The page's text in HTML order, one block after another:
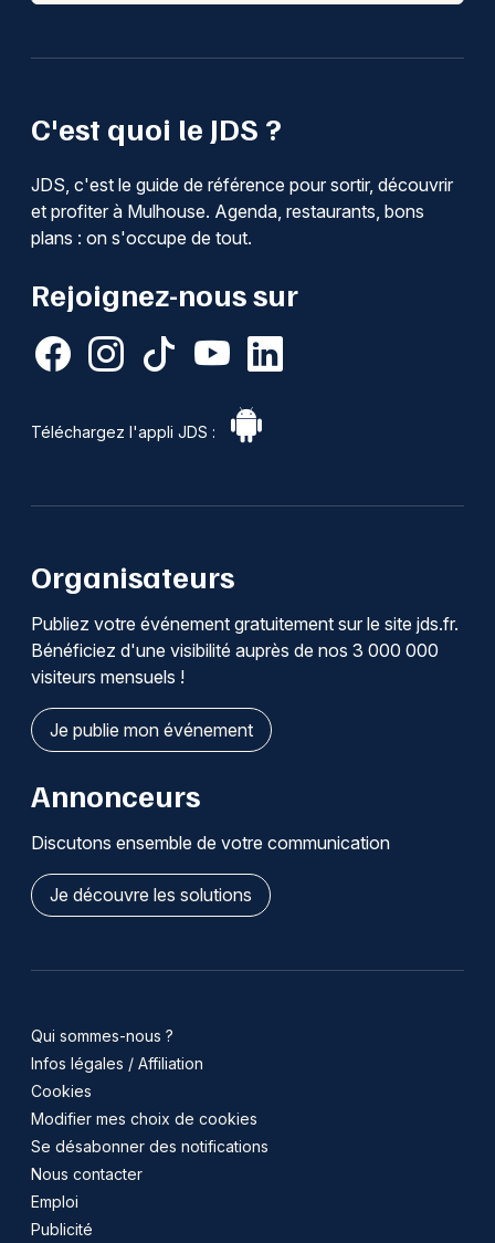
C'est quoi le JDS ?
JDS, c'est le guide de référence pour sortir, découvrir
et profiter à Mulhouse. Agenda, restaurants, bons
plans : on s'occupe de tout.
Rejoignez-nous sur
Téléchargez l'appli JDS :
Organisateurs
Publiez votre événement gratuitement sur le site jds.fr.
Bénéficiez d'une visibilité auprès de nos 3 000 000
visiteurs mensuels !
Je publie mon événement
Annonceurs
Discutons ensemble de votre communication
Je découvre les solutions
Qui sommes-nous ?
Infos légales / Affiliation
Cookies
Modifier mes choix de cookies
Se désabonner des notifications
Nous contacter
Emploi
Publicité